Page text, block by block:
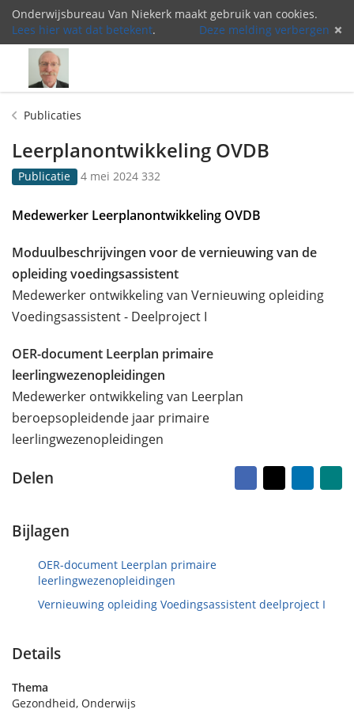
Onderwijsbureau Van Niekerk maakt gebruik van cookies.
Lees hier wat dat betekent. Deze melding verbergen
Menu
Publicaties
Leerplanontwikkeling OVDB
Publicatie 4 mei 2024G
u
l
i
e
e
d
p
4
m
i
3323
k
e
r
e
k
k
e
n
Medewerker Leerplanontwikkeling OVDB
Moduulbeschrijvingen voor de vernieuwing van de
opleiding voedingsassistent
Medewerker ontwikkeling van Vernieuwing opleiding
Voedingsassistent - Deelproject I
OER-document Leerplan primaire
leerlingwezenopleidingen
Medewerker ontwikkeling van Leerplan
beroepsopleidende jaar primaire
leerlingwezenopleidingen
Delen Facebook
X
Bijlagen
OER-document Leerplan primaire
leerlingwezenopleidingen
Vernieuwing opleiding Voedingsassistent deelproject I
Details
Thema
Gezondheid, Onderwijs